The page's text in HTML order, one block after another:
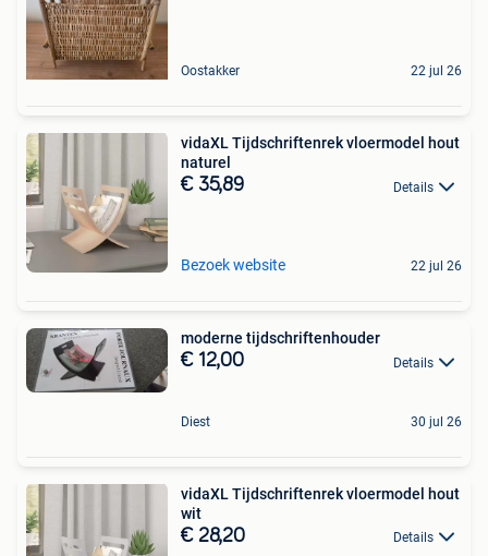
Oostakker 22 jul 26
vidaXL Tijdschriftenrek vloermodel hout
naturel
€ 35,89 Details
Bezoek website 22 jul 26
moderne tijdschriftenhouder
€ 12,00 Details
Diest 30 jul 26
vidaXL Tijdschriftenrek vloermodel hout
wit
€ 28,20 Details